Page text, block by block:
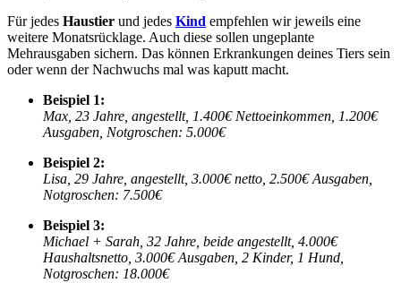
Für jedes Haustier und jedes Kind empfehlen wir jeweils eine
weitere Monatsrücklage. Auch diese sollen ungeplante
Mehrausgaben sichern. Das können Erkrankungen deines Tiers sein
oder wenn der Nachwuchs mal was kaputt macht.
Beispiel 1:
Max, 23 Jahre, angestellt, 1.400€ Nettoeinkommen, 1.200€
Ausgaben, Notgroschen: 5.000€
Beispiel 2:
Lisa, 29 Jahre, angestellt, 3.000€ netto, 2.500€ Ausgaben,
Notgroschen: 7.500€
Beispiel 3:
Michael + Sarah, 32 Jahre, beide angestellt, 4.000€
Haushaltsnetto, 3.000€ Ausgaben, 2 Kinder, 1 Hund,
Notgroschen: 18.000€